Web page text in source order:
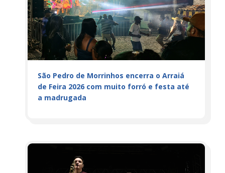
São Pedro de Morrinhos encerra o Arraiá
de Feira 2026 com muito forró e festa até
a madrugada